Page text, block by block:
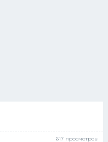
617 просмотров